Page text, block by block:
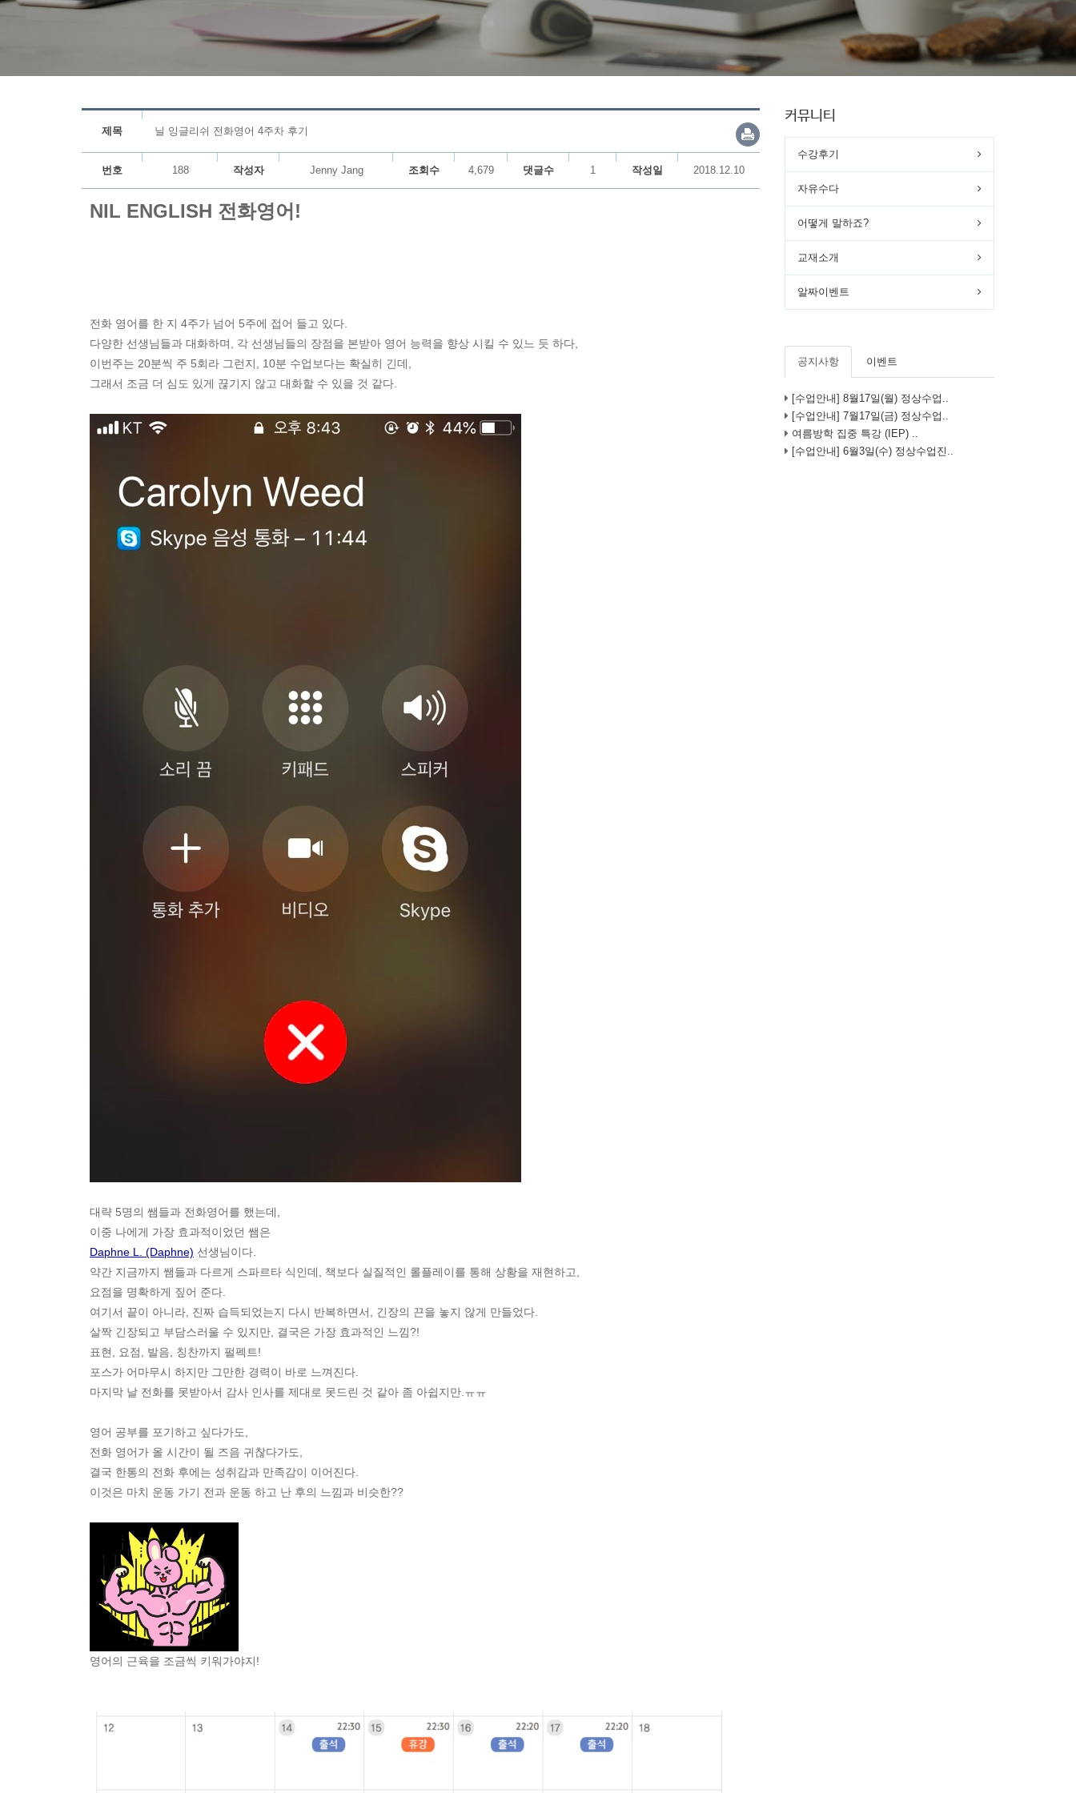
제목 닐 잉글리쉬 전화영어 4주차 후기
번호 188 작성자 Jenny Jang 조회수 4,679 댓글수 1 작성일 2018.12.10
NIL ENGLISH 전화영어!
전화 영어를 한 지 4주가 넘어 5주에 접어 들고 있다.
다양한 선생님들과 대화하며, 각 선생님들의 장점을 본받아 영어 능력을 향상 시킬 수 있느 듯 하다,
이번주는 20분씩 주 5회라 그런지, 10분 수업보다는 확실히 긴데,
그래서 조금 더 심도 있게 끊기지 않고 대화할 수 있을 것 같다.
대략 5명의 쌤들과 전화영어를 했는데,
이중 나에게 가장 효과적이었던 쌤은
Daphne L. (Daphne) 선생님이다.
약간 지금까지 쌤들과 다르게 스파르타 식인데, 책보다 실질적인 롤플레이를 통해 상황을 재현하고,
요점을 명확하게 짚어 준다.
여기서 끝이 아니라, 진짜 습득되었는지 다시 반복하면서, 긴장의 끈을 놓지 않게 만들었다.
살짝 긴장되고 부담스러울 수 있지만, 결국은 가장 효과적인 느낌?!
표현, 요점, 발음, 칭찬까지 펄펙트!
포스가 어마무시 하지만 그만한 경력이 바로 느껴진다.
마지막 날 전화를 못받아서 감사 인사를 제대로 못드린 것 같아 좀 아쉽지만.ㅠㅠ
영어 공부를 포기하고 싶다가도,
전화 영어가 올 시간이 될 즈음 귀찮다가도,
결국 한통의 전화 후에는 성취감과 만족감이 이어진다.
이것은 마치 운동 가기 전과 운동 하고 난 후의 느낌과 비슷한??
영어의 근육을 조금씩 키워가야지!
커뮤니티
수강후기
자유수다
어떻게 말하죠?
교재소개
알짜이벤트
공지사항 이벤트
[수업안내] 8월17일(월) 정상수업..
[수업안내] 7월17일(금) 정상수업..
여름방학 집중 특강 (IEP) ..
[수업안내] 6월3일(수) 정상수업진..